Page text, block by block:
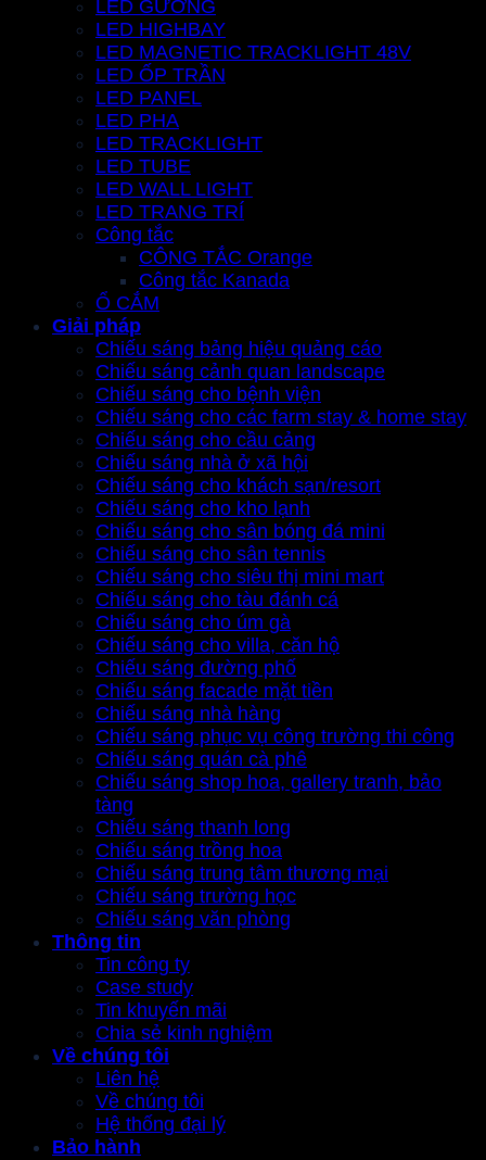
LED GƯƠNG
LED HIGHBAY
LED MAGNETIC TRACKLIGHT 48V
LED ỐP TRẦN
LED PANEL
LED PHA
LED TRACKLIGHT
LED TUBE
LED WALL LIGHT
LED TRANG TRÍ
Công tắc
CÔNG TẮC Orange
Công tắc Kanada
Ổ CẮM
Giải pháp
Chiếu sáng bảng hiệu quảng cáo
Chiếu sáng cảnh quan landscape
Chiếu sáng cho bệnh viện
Chiếu sáng cho các farm stay & home stay
Chiếu sáng cho cầu cảng
Chiếu sáng nhà ở xã hội
Chiếu sáng cho khách sạn/resort
Chiếu sáng cho kho lạnh
Chiếu sáng cho sân bóng đá mini
Chiếu sáng cho sân tennis
Chiếu sáng cho siêu thị mini mart
Chiếu sáng cho tàu đánh cá
Chiếu sáng cho úm gà
Chiếu sáng cho villa, căn hộ
Chiếu sáng đường phố
Chiếu sáng facade mặt tiền
Chiếu sáng nhà hàng
Chiếu sáng phục vụ công trường thi công
Chiếu sáng quán cà phê
Chiếu sáng shop hoa, gallery tranh, bảo
tàng
Chiếu sáng thanh long
Chiếu sáng trồng hoa
Chiếu sáng trung tâm thương mại
Chiếu sáng trường học
Chiếu sáng văn phòng
Thông tin
Tin công ty
Case study
Tin khuyến mãi
Chia sẻ kinh nghiệm
Về chúng tôi
Liên hệ
Về chúng tôi
Hệ thống đại lý
Bảo hành